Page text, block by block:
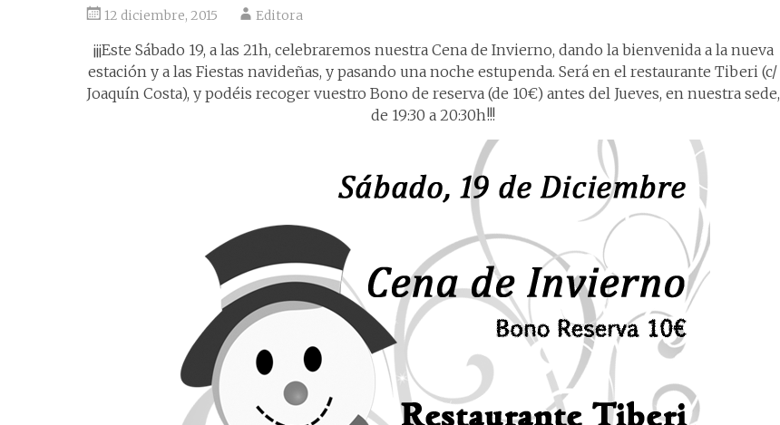
12 diciembre, 2015 Editora
¡¡¡Este Sábado 19, a las 21h, celebraremos nuestra Cena de Invierno, dando la bienvenida a la nueva
estación y a las Fiestas navideñas, y pasando una noche estupenda. Será en el restaurante Tiberi (c/
Joaquín Costa), y podéis recoger vuestro Bono de reserva (de 10€) antes del Jueves, en nuestra sede,
de 19:30 a 20:30h!!!